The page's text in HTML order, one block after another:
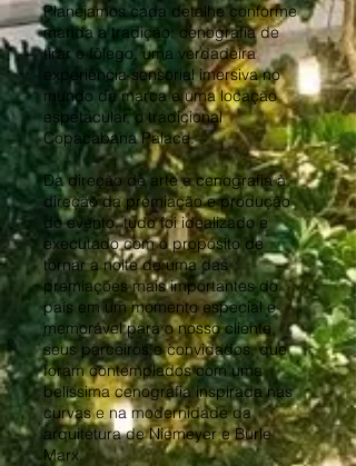
Planejamos cada detalhe conforme
manda a tradição: cenografia de
tirar o fôlego, uma verdadeira
experiência sensorial imersiva no
mundo da marca e uma locação
espetacular, o tradicional
Copacabana Palace.
Da direção de arte e cenografia à
direção da premiação e produção
do evento, tudo foi idealizado e
executado com o propósito de
tornar a noite de uma das
premiações mais importantes do
país em um momento especial e
memorável para o nosso cliente,
seus parceiros e convidados, que
foram contemplados com uma
belíssima cenografia inspirada nas
curvas e na modernidade da
arquitetura de Niemeyer e Burle
Marx.